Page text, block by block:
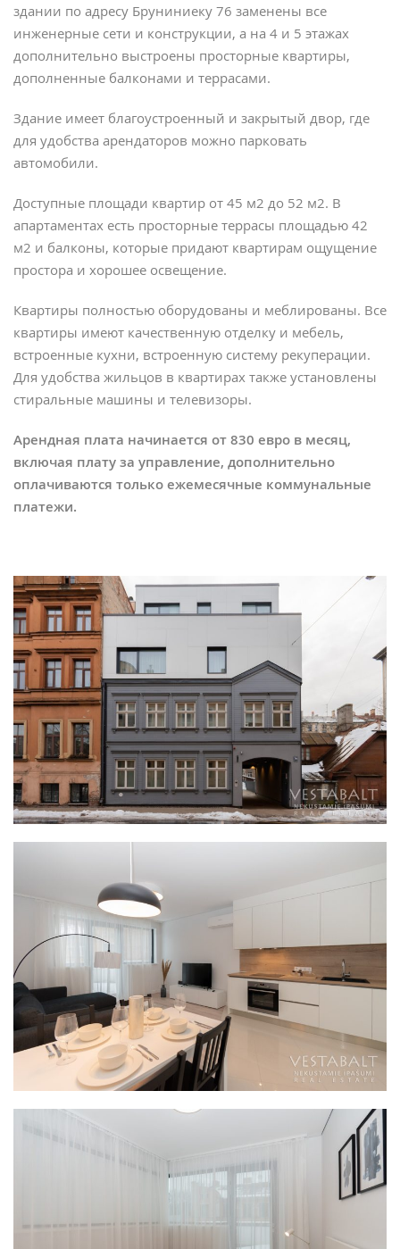
здании по адресу Бруниниеку 76 заменены все
инженерные сети и конструкции, а на 4 и 5 этажах
дополнительно выстроены просторные квартиры,
дополненные балконами и террасами.
Здание имеет благоустроенный и закрытый двор, где
для удобства арендаторов можно парковать
автомобили.
Доступные площади квартир от 45 м2 до 52 м2. В
апартаментах есть просторные террасы площадью 42
м2 и балконы, которые придают квартирам ощущение
простора и хорошее освещение.
Квартиры полностью оборудованы и меблированы. Все
квартиры имеют качественную отделку и мебель,
встроенные кухни, встроенную систему рекуперации.
Для удобства жильцов в квартирах также установлены
стиральные машины и телевизоры.
Арендная плата начинается от 830 евро в месяц,
включая плату за управление, дополнительно
оплачиваются только ежемесячные коммунальные
платежи.